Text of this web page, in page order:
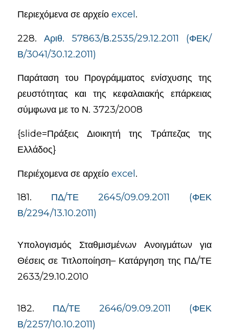
Περιεχόμενα σε αρχείο excel.
228. Αριθ. 57863/Β.2535/29.12.2011 (ΦΕΚ/
Β/3041/30.12.2011)
Παράταση του Προγράμματος ενίσχυσης της
ρευστότητας και της κεφαλαιακής επάρκειας
σύμφωνα με το Ν. 3723/2008
{slide=Πράξεις Διοικητή της Τράπεζας της
Ελλάδος}
Περιέχομενα σε αρχείο excel.
181. ΠΔ/ΤΕ 2645/09.09.2011 (ΦΕΚ
Β/2294/13.10.2011)
Υπολογισμός Σταθμισμένων Ανοιγμάτων για
Θέσεις σε Τιτλοποίηση– Κατάργηση της ΠΔ/ΤΕ
2633/29.10.2010
182. ΠΔ/ΤΕ 2646/09.09.2011 (ΦΕΚ
Β/2257/10.10.2011)